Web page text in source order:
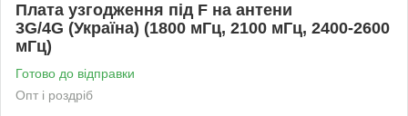
Плата узгодження під F на антени
3G/4G (Україна) (1800 мГц, 2100 мГц, 2400-2600
мГц)
Готово до відправки
Опт і роздріб